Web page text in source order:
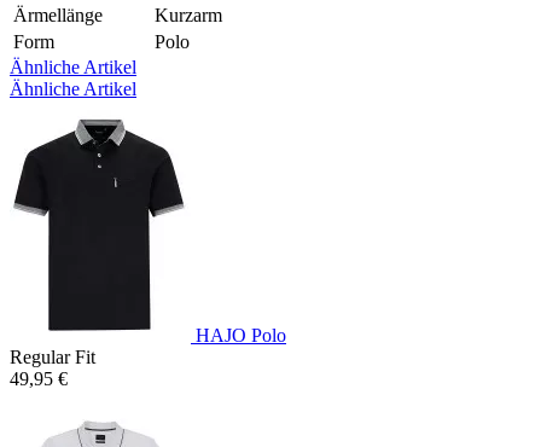
Ärmellänge
Kurzarm
Form
Polo
Ähnliche Artikel
Ähnliche Artikel
HAJO Polo
Regular Fit
49,95 €